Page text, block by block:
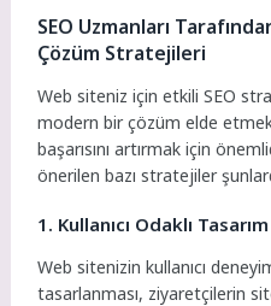
SEO Uzmanları
Çözüm Stratejileri
Web siteniz için etkili SEO
modern bir çözüm elde
başarısını artırmak için
önerilen bazı stratejiler
1. Kullanıcı Odaklı Tasarım
Web sitenizin kullanıcı
tasarlanması, ziyaretçilerin